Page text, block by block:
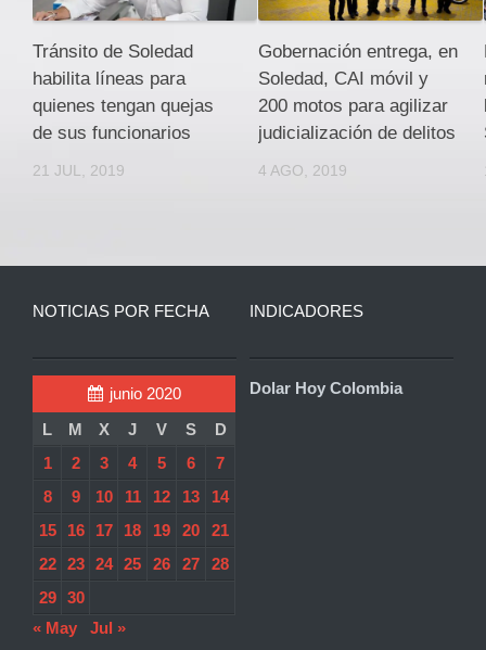
Tránsito de Soledad
habilita líneas para
quienes tengan quejas
de sus funcionarios
21 JUL, 2019
Gobernación entrega, en
Soledad, CAI móvil y
200 motos para agilizar
judicialización de delitos
4 AGO, 2019
NOTICIAS POR FECHA
junio 2020
L
M X J V S
D
1
2 3 4 5 6
7
8
9 10 11 12 13
14
15
16 17 18 19 20
21
22
23 24 25 26 27
28
29
30
« May
Jul »
INDICADORES
Dolar Hoy Colombia